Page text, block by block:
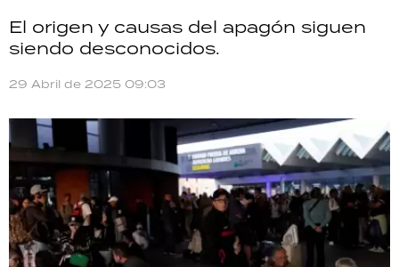
El origen y causas del apagón siguen
siendo desconocidos.
29 Abril de 2025 09:03
SALUD
DEPORTES
TECNOLOGÍA
RECETAS
PALABRAS
HORÓSCOPO